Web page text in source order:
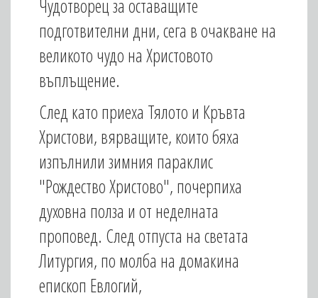
Чудотворец за оставащите
подготвителни дни, сега в очакване на
великото чудо на Христовото
въплъщение.
След като приеха Тялото и Кръвта
Христови, вярващите, които бяха
изпълнили зимния параклис
"Рождество Христово", почерпиха
духовна полза и от неделната
проповед. След отпуста на светата
Литургия, по молба на домакина
епископ Евлогий,